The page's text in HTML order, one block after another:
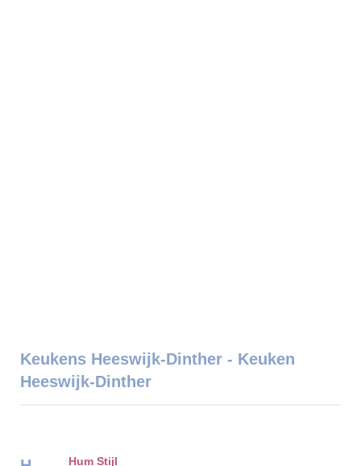
Keukens Heeswijk-Dinther - Keuken
Heeswijk-Dinther
Hum Stijl